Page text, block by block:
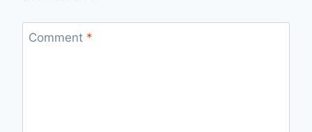
Comment *